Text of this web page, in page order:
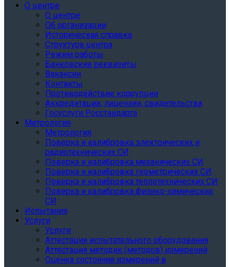
О центре
О центре
Об организации
Историческая справка
Структура центра
Режим работы
Банковские реквизиты
Вакансии
Контакты
Противодействие коррупции
Аккредитации, лицензии, свидетельства
Госуслуги Росстандарта
Метрология
Метрология
Поверка и калибровка электрических и
радиотехнических СИ
Поверка и калибровка механических СИ
Поверка и калибровка геометрических СИ
Поверка и калибровка теплотехнических СИ
Поверка и калибровка физико-химических
СИ
Испытания
Услуги
Услуги
Аттестация испытательного оборудования
Аттестация методик (методов) измерений
Оценка состояния измерений в